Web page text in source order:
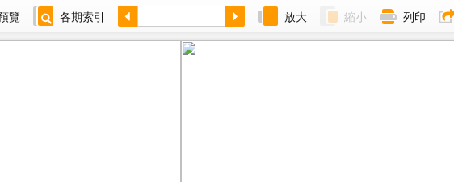
覽 各期索引 放大 縮小 列印